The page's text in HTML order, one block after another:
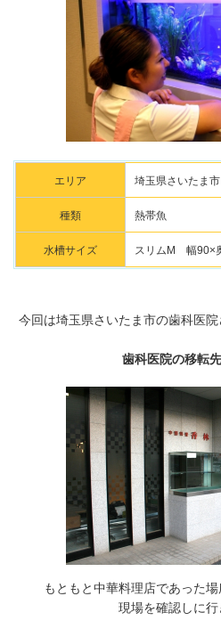
エリア 埼玉県さいたま市
種類 熱帯魚
水槽サイズ スリムM 幅90×
今回は埼玉県さいたま市の歯科医院
歯科医院の移転
もともと中華料理店であった
現場を確認しに行